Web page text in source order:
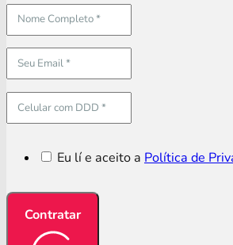
Eu lí e aceito a Política de
Contratar